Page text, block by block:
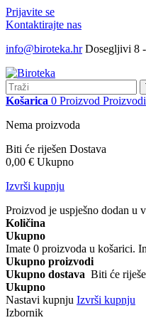
Prijavite se
Kontaktirajte nas
info@biroteka.hr Dosegljivi 8
Košarica 0 Proizvod Proizvodi
Nema proizvoda
Biti će riješen Dostava
0,00 € Ukupno
Izvrši kupnju
Proizvod je uspješno dodan u
Količina
Ukupno
Imate 0 proizvoda u košarici.
Ukupno proizvodi
Ukupno dostava Biti će
Ukupno
Nastavi kupnju Izvrši kupnju
Izbornik